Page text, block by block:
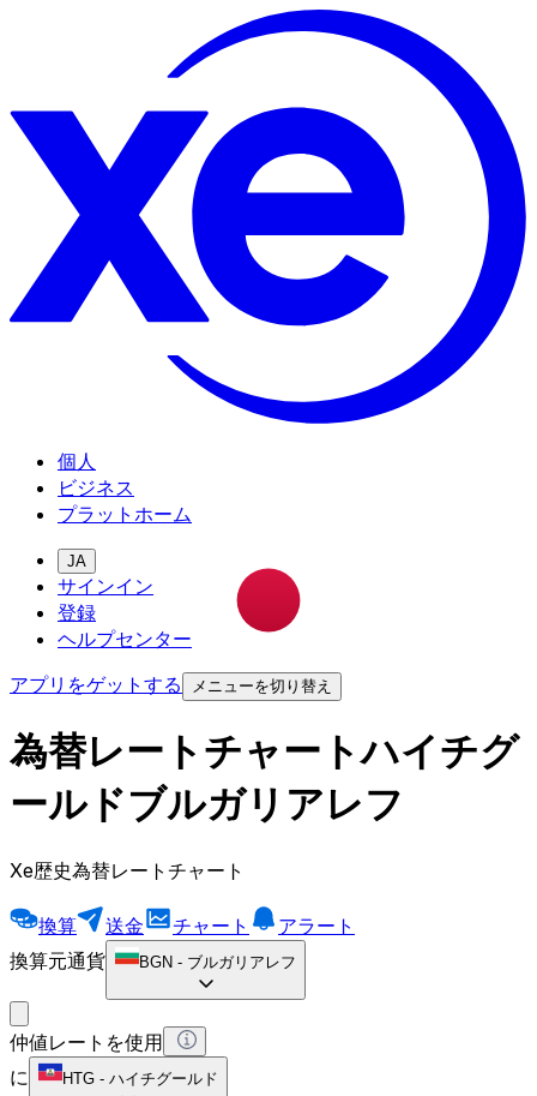
個人
ビジネス
プラットホーム
JA
サインイン
登録
ヘルプセンター
アプリをゲットする
メニューを切り替え
為替レートチャートハイチグ
ールドブルガリアレフ
Xe歴史為替レートチャート
換算 送金 チャート
アラート
換算元通貨
BGN - ブルガリアレフ
仲値レートを使用
に
HTG - ハイチグールド